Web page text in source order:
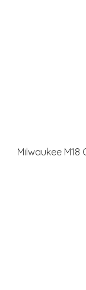
Milwaukee M18